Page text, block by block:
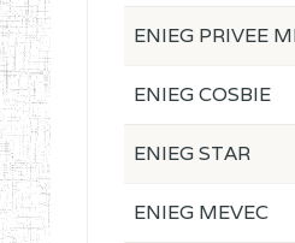
ENIEG PRIVEE
ENIEG COSBIE
ENIEG STAR
ENIEG MEVEC